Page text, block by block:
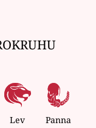
Lev Panna